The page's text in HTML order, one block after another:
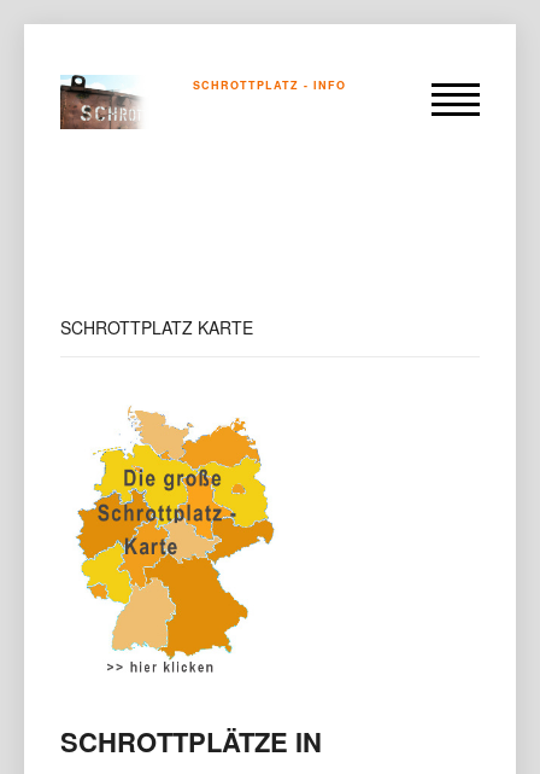
SCHROTTPLATZ - INFO
SCHROTTPLATZ KARTE
SCHROTTPLÄTZE IN